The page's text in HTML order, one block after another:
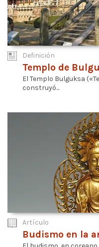
Definición
Templo de
El Templo Bulguksa
construyó...
Artículo
Budismo en la